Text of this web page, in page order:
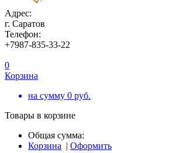
Адрес:
г. Саратов
Телефон:
+7987-835-33-22
0
Корзина
на сумму 0 руб.
Товары в корзине
Общая сумма:
Корзина | Оформить